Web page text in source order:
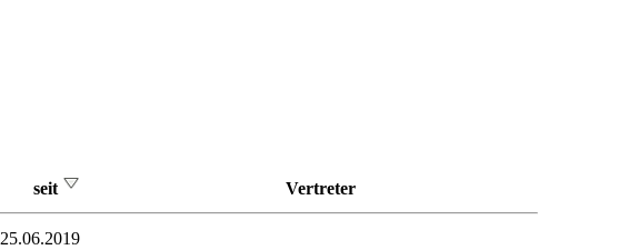
seit Vertreter
25.06.2019